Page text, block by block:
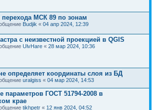
МСК 89 по зонам
Budjik « 04 апр 2024, 12:39
с неизвестной проекцией в QGIS
UlvHare « 28 мар 2024, 10:36
определяет координаты слоя из БД
uralgiss « 04 мар 2024, 14:53
параметров ГОСТ 51794-2008 в
крае
tikhpetr « 12 янв 2024, 04:52